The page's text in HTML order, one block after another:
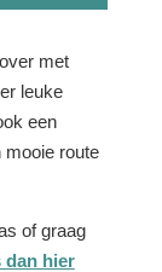
met
leuke
een
mooie route
of graag
dan hier